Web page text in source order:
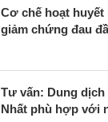
Cơ chế hoạt
giảm chứng đau
Tư vấn: Dung
Nhất phù hợp với